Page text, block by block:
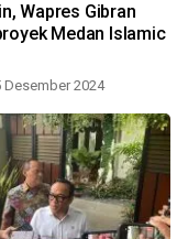
Wapres Gibran
Medan Islamic
Desember 2024